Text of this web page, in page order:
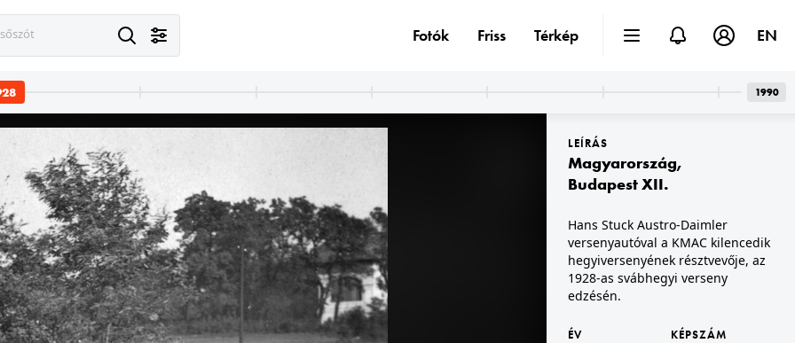
1928
LEÍRÁS
Magyarország,
Budapest XII.
Hans Stuck Austro-Daimler
versenyautóval a KMAC kilencedik
hegyiversenyének résztvevője, az
1928-as svábhegyi verseny
edzésén.
ÉV KÉPSZÁM
Fotók Friss Térkép EN
1990